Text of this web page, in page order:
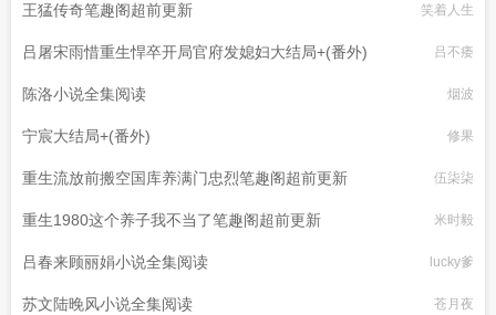
王猛传奇笔趣阁超前更新 笑着人生
吕屠宋雨惜重生悍卒开局官府发媳妇大结局+(番外) 吕不痿
陈洛小说全集阅读 烟波
宁宸大结局+(番外) 修果
重生流放前搬空国库养满门忠烈笔趣阁超前更新 伍柒柒
重生1980这个养子我不当了笔趣阁超前更新 米时毅
吕春来顾丽娟小说全集阅读 lucky爹
苏文陆晚风小说全集阅读 苍月夜